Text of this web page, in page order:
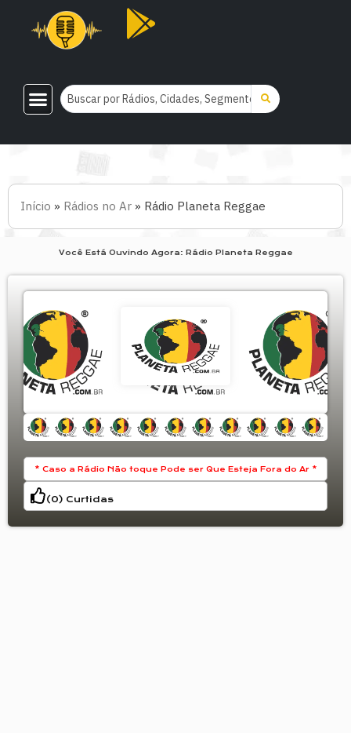
Início » Rádios no Ar » Rádio Planeta Reggae
Você Está Ouvindo Agora: Rádio Planeta Reggae
* Caso a Rádio Não toque Pode ser Que Esteja Fora do Ar *
(0) Curtidas